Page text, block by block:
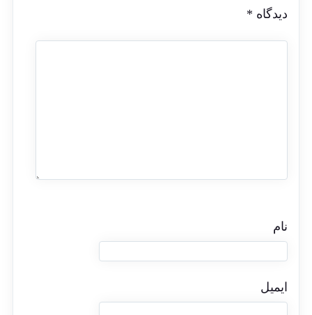
دیدگاه *
نام
ایمیل